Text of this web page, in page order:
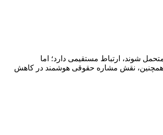
شوند، ارتباط مستقیمی دارد؛ اما
همچنین، نقش مشاره حقوقی هوشمند در کاهش